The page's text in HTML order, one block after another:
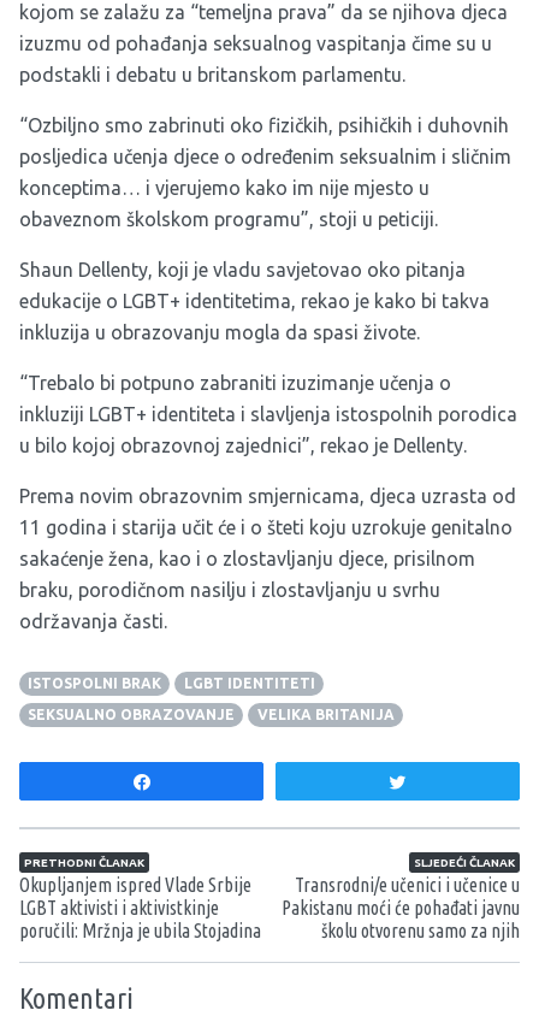
kojom se zalažu za “temeljna prava” da se njihova djeca
izuzmu od pohađanja seksualnog vaspitanja čime su u
podstakli i debatu u britanskom parlamentu.
“Ozbiljno smo zabrinuti oko fizičkih, psihičkih i duhovnih
posljedica učenja djece o određenim seksualnim i sličnim
konceptima… i vjerujemo kako im nije mjesto u
obaveznom školskom programu”, stoji u peticiji.
Shaun Dellenty, koji je vladu savjetovao oko pitanja
edukacije o LGBT+ identitetima, rekao je kako bi takva
inkluzija u obrazovanju mogla da spasi živote.
“Trebalo bi potpuno zabraniti izuzimanje učenja o
inkluziji LGBT+ identiteta i slavljenja istospolnih porodica
u bilo kojoj obrazovnoj zajednici”, rekao je Dellenty.
Prema novim obrazovnim smjernicama, djeca uzrasta od
11 godina i starija učit će i o šteti koju uzrokuje genitalno
sakaćenje žena, kao i o zlostavljanju djece, prisilnom
braku, porodičnom nasilju i zlostavljanju u svrhu
održavanja časti.
ISTOSPOLNI BRAK
LGBT IDENTITETI
SEKSUALNO OBRAZOVANJE
VELIKA BRITANIJA
Navigacija članaka
PRETHODNI ČLANAK
Okupljanjem ispred Vlade Srbije
LGBT aktivisti i aktivistkinje
poručili: Mržnja je ubila Stojadina
SLJEDEĆI ČLANAK
Transrodni/e učenici i učenice u
Pakistanu moći će pohađati javnu
školu otvorenu samo za njih
Komentari